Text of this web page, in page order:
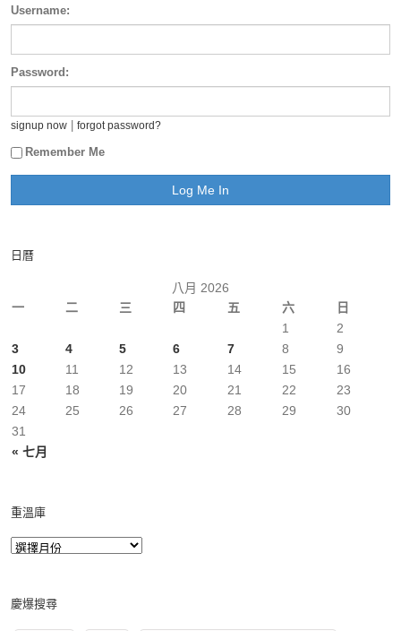
Username:
Password:
signup now forgot password?
Remember Me
日曆
八月 2026
一
二 三 四 五 六 日
« 七月
1
2
3
4 5 6 7 8
9
10
11 12 13 14 15
16
17
18 19 20 21 22
23
24
25 26 27 28 29
30
31
重溫庫
慶爆搜尋